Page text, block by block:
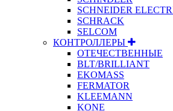
SCHNEIDER
SCHRACK
SELCOM
КОНТРОЛЛЕРЫ
ОТЕЧЕСТВЕННЫЕ
BLT/BRILLIANT
EKOMASS
FERMATOR
KLEEMANN
KONE